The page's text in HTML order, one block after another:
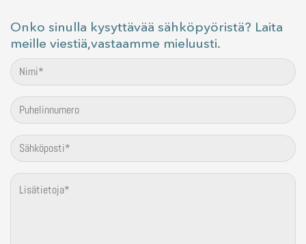
Onko sinulla kysyttävää sähköpyöristä? Laita
meille viestiä,vastaamme mieluusti.